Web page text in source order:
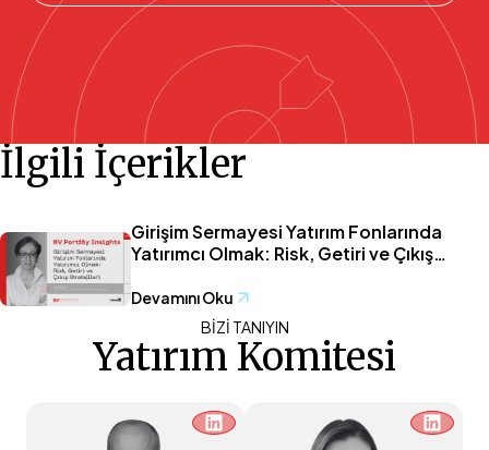
İlgili İçerikler
Girişim Sermayesi Yatırım Fonlarında
Yatırımcı Olmak: Risk, Getiri ve Çıkış
Devamını Oku
BİZİ TANIYIN
Yatırım Komitesi